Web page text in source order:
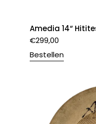
Amedia 14“
€299,00
Bestellen